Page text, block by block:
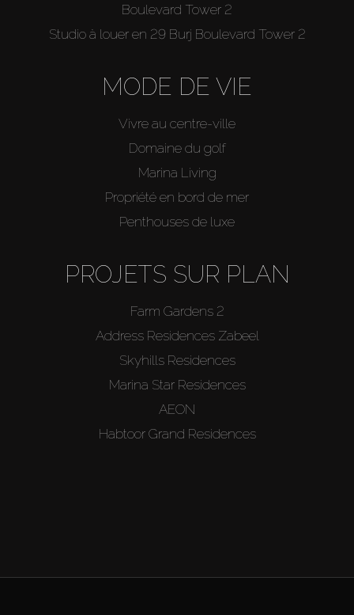
Boulevard Tower 2
Studio à louer en 29 Burj Boulevard Tower 2
MODE DE VIE
Vivre au centre-ville
Domaine du golf
Marina Living
Propriété en bord de mer
Penthouses de luxe
PROJETS SUR PLAN
Farm Gardens 2
Address Residences Zabeel
Skyhills Residences
Marina Star Residences
AEON
Habtoor Grand Residences